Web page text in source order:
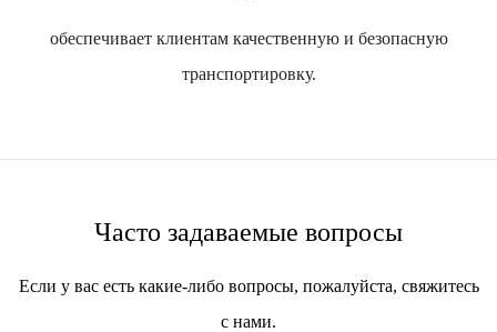
обеспечивает клиентам качественную и безопасную
транспортировку.
Часто задаваемые вопросы
Если у вас есть какие-либо вопросы, пожалуйста, свяжитесь
с нами.